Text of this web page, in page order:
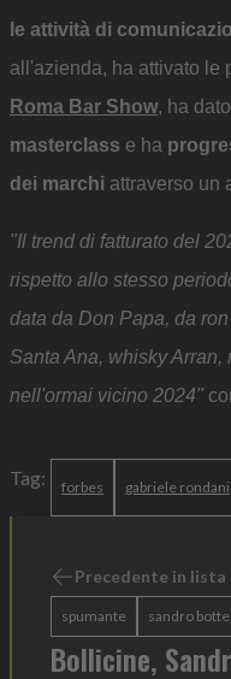
le attività di
all'azienda, ha attivato le
Roma Bar Show, ha
masterclass e ha
dei marchi attraverso un
"Il trend di fatturato del
rispetto allo stesso
data da Don Papa, da
Santa Ana, whisky
nell'ormai vicino 2024"
Tag: forbes gabriele rondani
Precedente in lista
spumante sandro
Bollicine,